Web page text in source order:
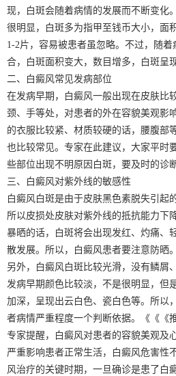
现，白斑会随着病情的发展而不断变化
很明显，白斑多为指甲至钱币大小，面
1-2片，容易被患者虽忽略。不过，随
合，白斑面积变大，数目增多，白斑呈
二、白癜风常见发病部位
在发病早期，白癜风一般出现在皮肤比
颈、手等处，对患者的外在容貌美观影
的衣服比较紧、材质较硬的话，腰腹部
也比较常见。专家在此建议，大家平时
些部位出现不明原因白斑，要及时的诊
三、白癜风对紫外线的敏感性
白癜风白斑是由于皮肤黑色素脱失引起
所以皮损处皮肤对紫外线的抵抗能力下
暴晒的话，白斑将会出现发红、灼痛、
散发展。所以，白癜风患者要注意防晒。
另外，白癜风白斑比较光滑，没有鳞屑
发病早期颜色比较淡，不是很明显，但
加深，呈现出云白色、瓷白色等。所以
者病情严重程度一个判断依据。《《《
专家提醒，白癜风对患者的容貌美观及
严重影响患者正常生活，白癜风危害性
风治疗的关键时期，一旦确诊是患了白